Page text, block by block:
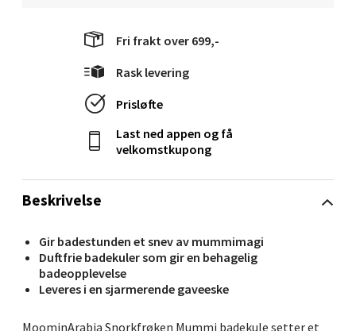
Beskrivelse
Gir badestunden et snev av mummimagi
Duftfrie badekuler som gir en behagelig
badeopplevelse
Leveres i en sjarmerende gaveeske
MoominArabia Snorkfrøken Mummi badekule setter et
Fri frakt over 699,-
Rask levering
Prisløfte
Last ned appen og få
velkomstkupong
Molde - Moldetorget
Torget 1, 6413 Molde